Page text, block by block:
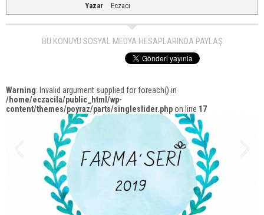
Yazar Eczacı
BU KONUYU SOSYAL MEDYA HESAPLARINDA PAYLAŞ
Warning: Invalid argument supplied for foreach() in
/home/eczacila/public_html/wp-
content/themes/poyraz/parts/singleslider.phpon line 17